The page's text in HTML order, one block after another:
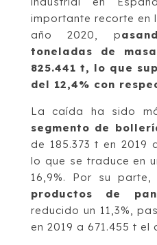
importante recorte en
año 2020, p
toneladas de
825.441 t, lo que
del 12,4% con
La caída ha sido
segmento de
de 185.373 t en 2019
lo que se traduce en
16,9%. Por su
productos de
reducido un 11,3%,
en 2019 a 671.455 t el